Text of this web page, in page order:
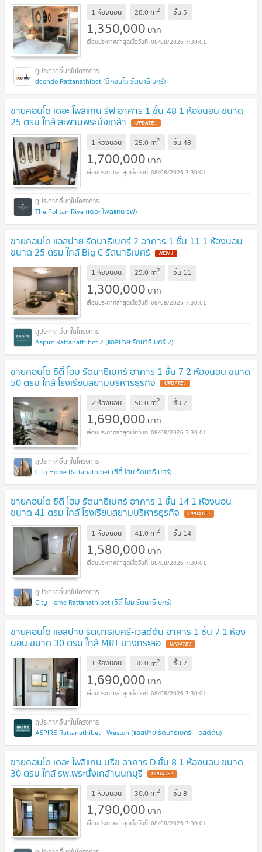
1 ห้องนอน 28.0 m2 ชั้น 5
1,350,000 บาท
08/08/2026 7:30:01
dcondo Rattanathibet (ดีคอนโด รัตนาธิเบศร์)
ขายคอนโด เดอะ โพลิแทน รีฟ อาคาร 1 ชั้น 48 1 ห้องนอน ขนาด
25 ตรม ใกล้ สะพานพระนั่งเกล้า
1 ห้องนอน 25.0 m2 ชั้น48
1,700,000 บาท
08/08/2026 7:30:01
The Politan Rive (เดอะ โพลิแทน รีฟ)
ขายคอนโด แอสปาย รัตนาธิเบศร์ 2 อาคาร 1 ชั้น 11 1 ห้องนอน
ขนาด 25 ตรม ใกล้ Big C รัตนาธิเบศร์
1 ห้องนอน 25.0 m2 ชั้น 11
1,300,000 บาท
08/08/2026 7:30:01
Aspire Rattanathibet 2 (แอสปาย รัตนาธิเบศร์ 2)
ขายคอนโด ซิตี้ โฮม รัตนาธิเบศร์ อาคาร 1 ชั้น 7 2 ห้องนอน ขนาด
50 ตรม ใกล้ โรงเรียนสยามบริหารธุรกิจ
2 ห้องนอน 50.0 m2 ชั้น 7
1,690,000 บาท
08/08/2026 7:30:01
City Home Rattanathibet (ซิตี้ โฮม รัตนาธิเบศร์)
ขายคอนโด ซิตี้ โฮม รัตนาธิเบศร์ อาคาร 1 ชั้น 14 1 ห้องนอน
ขนาด 41 ตรม ใกล้ โรงเรียนสยามบริหารธุรกิจ
1 ห้องนอน 41.0 m2 ชั้น 14
1,580,000 บาท
08/08/2026 7:30:01
City Home Rattanathibet (ซิตี้ โฮม รัตนาธิเบศร์)
ขายคอนโด แอสปาย รัตนาธิเบศร์-เวสต์ตัน อาคาร 1 ชั้น 7 1 ห้อง
นอน ขนาด 30 ตรม ใกล้ MRT บางกระสอ
1 ห้องนอน 30.0 m2 ชั้น 7
1,690,000 บาท
08/08/2026 7:30:01
ASPIRE Rattanathibet - Weston (แอสปาย รัตนาธิเบศร์ - เวสต์ตัน)
ขายคอนโด เดอะ โพลิแทน บรีซ อาคาร D ชั้น 8 1 ห้องนอน ขนาด
30 ตรม ใกล้ รพ.พระนั่งเกล้านนทบุรี
1 ห้องนอน 30.0 m2 ชั้น8
1,790,000 บาท
08/08/2026 7:30:01